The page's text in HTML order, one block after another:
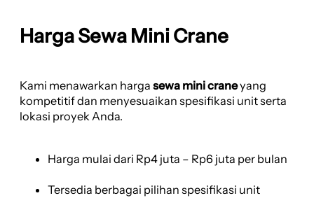
Harga Sewa Mini Crane
Kami menawarkan harga sewa mini craneyang
kompetitif dan menyesuaikan spesifikasi unit serta
lokasi proyek Anda.
Harga mulai dari Rp4 juta – Rp6 juta per bulan
Tersedia berbagai pilihan spesifikasi unit